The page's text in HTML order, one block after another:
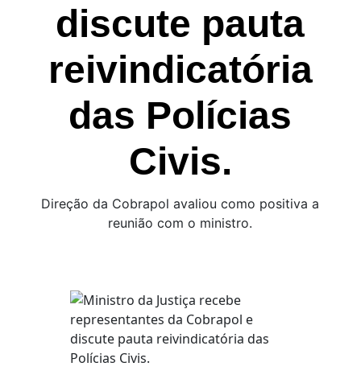
discute pauta
reivindicatória
das Polícias
Civis.
Direção da Cobrapol avaliou como positiva a
reunião com o ministro.